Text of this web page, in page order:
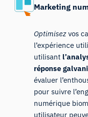
Marketing
Optimisez vos
l’expérience
utilisant
réponse
évaluer
pour suivre
numérique
utilisateur